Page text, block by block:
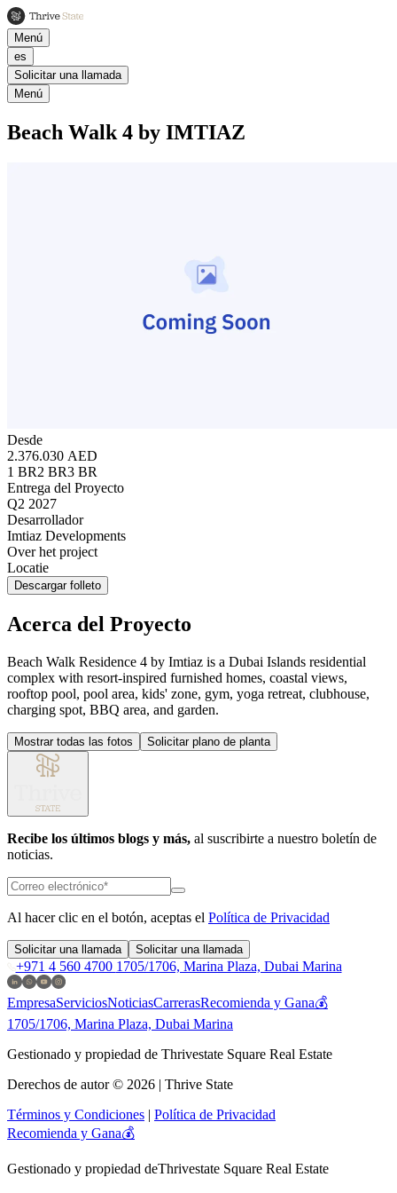
Menú
es
Solicitar una llamada
Menú
Beach Walk 4 by IMTIAZ
Desde
2.376.030 AED
1 BR2 BR3 BR
Entrega del Proyecto
Q2 2027
Desarrollador
Imtiaz Developments
Over het project
Locatie
Descargar folleto
Acerca del Proyecto
Beach Walk Residence 4 by Imtiaz is a Dubai Islands residential
complex with resort-inspired furnished homes, coastal views,
rooftop pool, pool area, kids' zone, gym, yoga retreat, clubhouse,
charging spot, BBQ area, and garden.
Mostrar todas las fotos Solicitar plano de planta
Recibe los últimos blogs y más, al suscribirte a nuestro boletín de
noticias.
Al hacer clic en el botón, aceptas el Política de Privacidad
Solicitar una llamada Solicitar una llamada
+971 4 560 4700 1705/1706, Marina Plaza, Dubai Marina
EmpresaServiciosNoticiasCarrerasRecomienda y Gana💰
1705/1706, Marina Plaza, Dubai Marina
Gestionado y propiedad de Thrivestate Square Real Estate
Derechos de autor © 2026 | Thrive State
Términos y Condiciones | Política de Privacidad
Recomienda y Gana💰
Gestionado y propiedad deThrivestate Square Real Estate